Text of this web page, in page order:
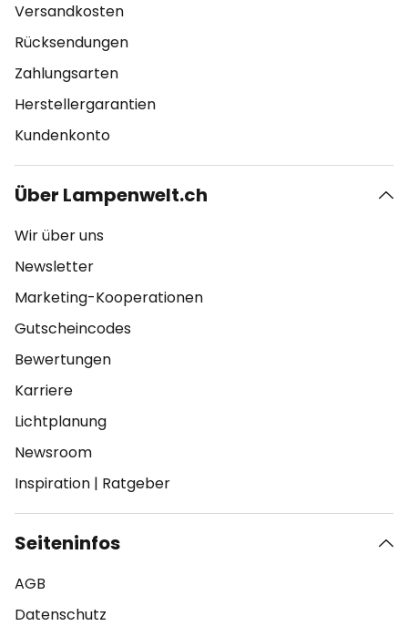
Versandkosten
Rücksendungen
Zahlungsarten
Herstellergarantien
Kundenkonto
Über Lampenwelt.ch
Wir über uns
Newsletter
Marketing-Kooperationen
Gutscheincodes
Bewertungen
Karriere
Lichtplanung
Newsroom
Inspiration | Ratgeber
Seiteninfos
AGB
Datenschutz